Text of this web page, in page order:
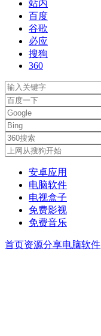
站内
百度
谷歌
必应
搜狗
360
安卓应用
电脑软件
电视盒子
免费影视
免费音乐
首页资源分享电脑软件